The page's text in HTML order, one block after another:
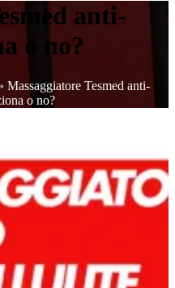
anti-
o no?
Massaggiatore Tesmed anti-
o no?